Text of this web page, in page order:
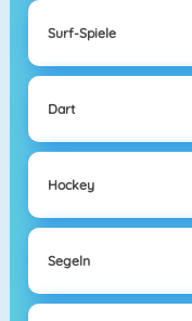
Surf-Spiele
Dart
Hockey
Segeln